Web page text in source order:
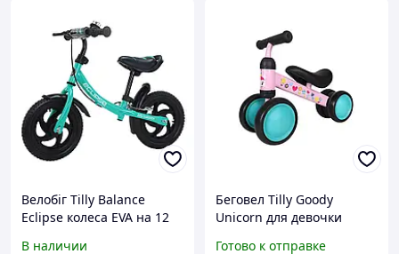
Велобіг Tilly Balance
Eclipse колеса EVA на 12
В наличии
Беговел Tilly Goody
Unicorn для девочки
Готово к отправке